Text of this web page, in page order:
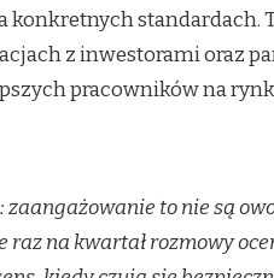
konkretnych standardach.
z inwestorami oraz
pracowników na
zaangażowanie to nie są
raz na kwartał rozmowy